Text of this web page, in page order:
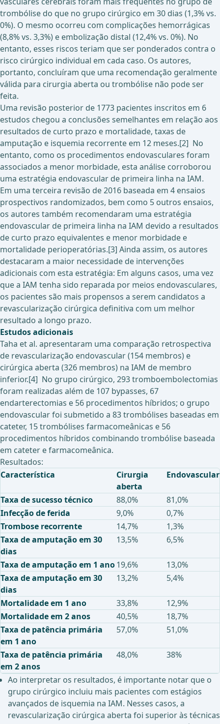
trombólise do que no grupo cirúrgico em 30 dias (1,3% vs.
0%). O mesmo ocorreu com complicações hemorrágicas
(8,8% vs. 3,3%) e embolização distal (12,4% vs. 0%). No
entanto, esses riscos teriam que ser ponderados contra o
risco cirúrgico individual em cada caso. Os autores,
portanto, concluíram que uma recomendação geralmente
válida para cirurgia aberta ou trombólise não pode ser
feita.
Uma revisão posterior de 1773 pacientes inscritos em 6
estudos chegou a conclusões semelhantes em relação aos
resultados de curto prazo e mortalidade, taxas de
amputação e isquemia recorrente em 12 meses.[2] No
entanto, como os procedimentos endovasculares foram
associados a menor morbidade, esta análise corroborou
uma estratégia endovascular de primeira linha na IAM.
Em uma terceira revisão de 2016 baseada em 4 ensaios
prospectivos randomizados, bem como 5 outros ensaios,
os autores também recomendaram uma estratégia
endovascular de primeira linha na IAM devido a resultados
de curto prazo equivalentes e menor morbidade e
mortalidade perioperatórias.[3] Ainda assim, os autores
destacaram a maior necessidade de intervenções
adicionais com esta estratégia: Em alguns casos, uma vez
que a IAM tenha sido reparada por meios endovasculares,
os pacientes são mais propensos a serem candidatos a
revascularização cirúrgica definitiva com um melhor
resultado a longo prazo.
Estudos adicionais
Taha et al. apresentaram uma comparação retrospectiva
de revascularização endovascular (154 membros) e
cirúrgica aberta (326 membros) na IAM de membro
inferior.[4] No grupo cirúrgico, 293 tromboembolectomias
foram realizadas além de 107 bypasses, 67
endarterectomias e 56 procedimentos híbridos; o grupo
endovascular foi submetido a 83 trombólises baseadas em
cateter, 15 trombólises farmacomeânicas e 56
procedimentos híbridos combinando trombólise baseada
em cateter e farmacomeânica.
Resultados:
Característica
Cirurgia
aberta
Endovascular
Taxa de sucesso técnico 88,0%
81,0%
Infecção de ferida
9,0%
0,7%
Trombose recorrente
14,7%
1,3%
Taxa de amputação em 30
dias
13,5% 6,5%
Taxa de amputação em 1 ano19,6%
13,0%
Taxa de amputação em 30
dias
13,2% 5,4%
Mortalidade em 1 ano 33,8%
12,9%
Mortalidade em 2 anos
40,5%
18,7%
Taxa de patência primária
em 1 ano
57,0% 51,0%
Taxa de patência primária
em 2 anos
48,0% 38%
Ao interpretar os resultados, é importante notar que o
grupo cirúrgico incluiu mais pacientes com estágios
avançados de isquemia na IAM. Nesses casos, a
revascularização cirúrgica aberta foi superior às técnicas